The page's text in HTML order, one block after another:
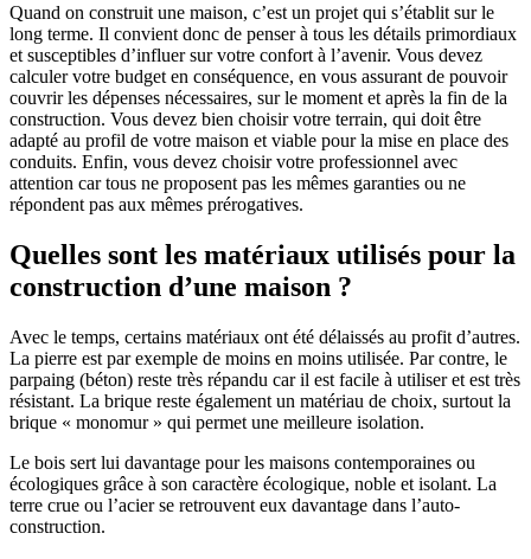
Quand on construit une maison, c’est un projet qui s’établit sur le
long terme. Il convient donc de penser à tous les détails primordiaux
et susceptibles d’influer sur votre confort à l’avenir. Vous devez
calculer votre budget en conséquence, en vous assurant de pouvoir
couvrir les dépenses nécessaires, sur le moment et après la fin de la
construction. Vous devez bien choisir votre terrain, qui doit être
adapté au profil de votre maison et viable pour la mise en place des
conduits. Enfin, vous devez choisir votre professionnel avec
attention car tous ne proposent pas les mêmes garanties ou ne
répondent pas aux mêmes prérogatives.
Quelles sont les matériaux utilisés pour la
construction d’une maison ?
Avec le temps, certains matériaux ont été délaissés au profit d’autres.
La pierre est par exemple de moins en moins utilisée. Par contre, le
parpaing (béton) reste très répandu car il est facile à utiliser et est très
résistant. La brique reste également un matériau de choix, surtout la
brique « monomur » qui permet une meilleure isolation.
Le bois sert lui davantage pour les maisons contemporaines ou
écologiques grâce à son caractère écologique, noble et isolant. La
terre crue ou l’acier se retrouvent eux davantage dans l’auto-
construction.